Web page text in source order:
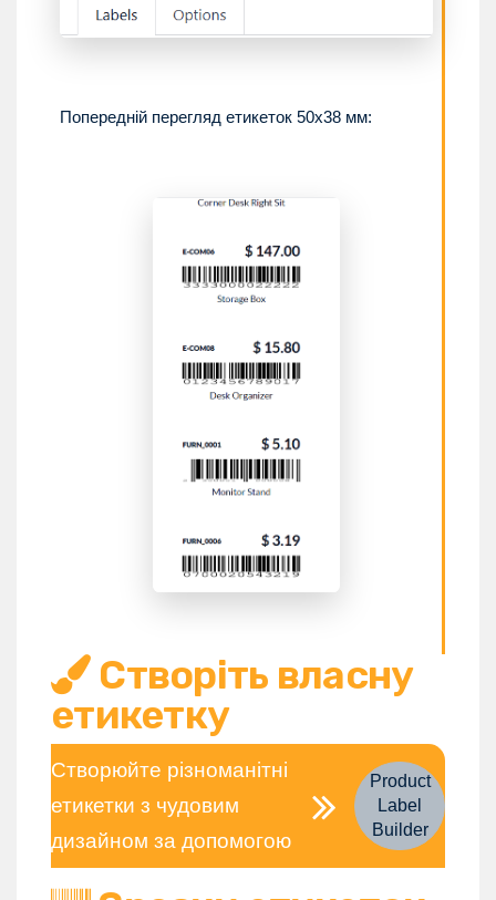
Попередній перегляд етикеток 50х38 мм:
Створіть власну
етикетку
Створюйте різноманітні
етикетки з чудовим
дизайном за допомогою
Product
Label
Builder